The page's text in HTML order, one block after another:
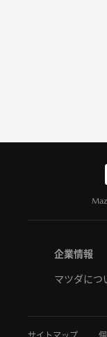
企業情報
マツダにつ